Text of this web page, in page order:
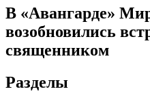
В «Авангарде»
возобновились
священником
Разделы